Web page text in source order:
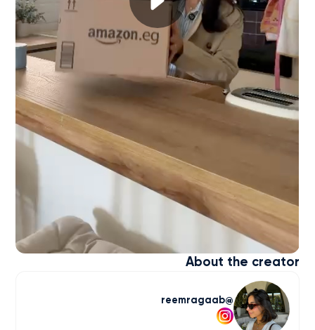
About the creator
reemragaab